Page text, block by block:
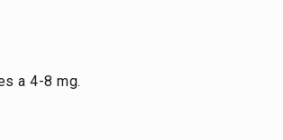
a 4-8 mg.